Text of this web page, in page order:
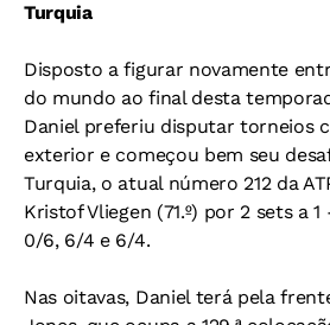
Turquia
Disposto a figurar novamente
do mundo ao final desta
Daniel preferiu disputar torneios
exterior e começou bem seu
Turquia, o atual número 212 da
Kristof Vliegen (71.º) por 2 sets a
0/6, 6/4 e 6/4.
Nas oitavas, Daniel terá pela